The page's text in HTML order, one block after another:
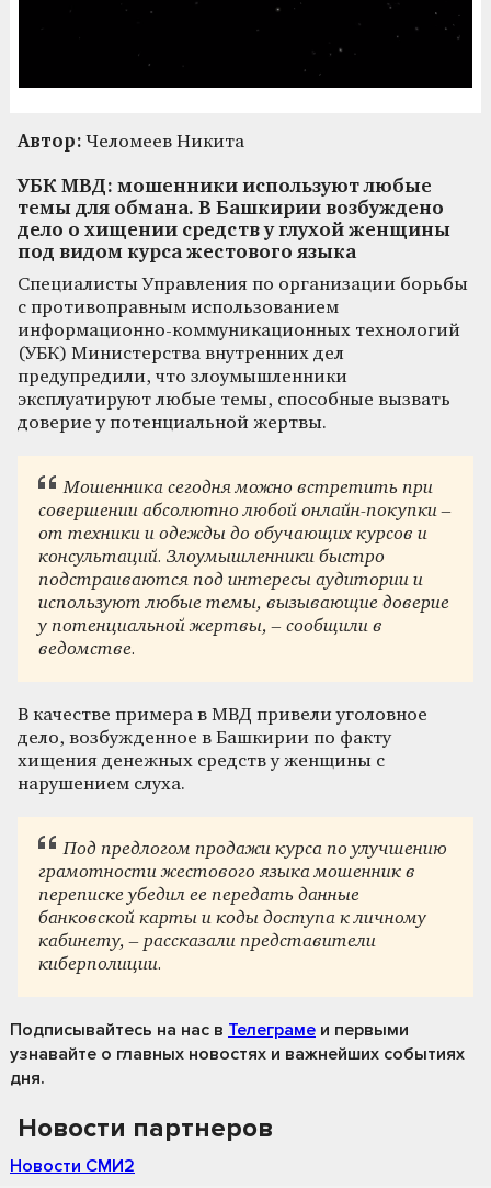
Автор: Челомеев Никита
УБК МВД: мошенники используют любые
темы для обмана. В Башкирии возбуждено
дело о хищении средств у глухой женщины
под видом курса жестового языка
Специалисты Управления по организации борьбы
с противоправным использованием
информационно-коммуникационных технологий
(УБК) Министерства внутренних дел
предупредили, что злоумышленники
эксплуатируют любые темы, способные вызвать
доверие у потенциальной жертвы.
Мошенника сегодня можно встретить при
совершении абсолютно любой онлайн-покупки –
от техники и одежды до обучающих курсов и
консультаций. Злоумышленники быстро
подстраиваются под интересы аудитории и
используют любые темы, вызывающие доверие
у потенциальной жертвы, – сообщили в
ведомстве.
В качестве примера в МВД привели уголовное
дело, возбужденное в Башкирии по факту
хищения денежных средств у женщины с
нарушением слуха.
Под предлогом продажи курса по улучшению
грамотности жестового языка мошенник в
переписке убедил ее передать данные
банковской карты и коды доступа к личному
кабинету, – рассказали представители
киберполиции.
Подписывайтесь на нас в Телеграме и первыми
узнавайте о главных новостях и важнейших событиях
дня.
Новости партнеров
Новости СМИ2